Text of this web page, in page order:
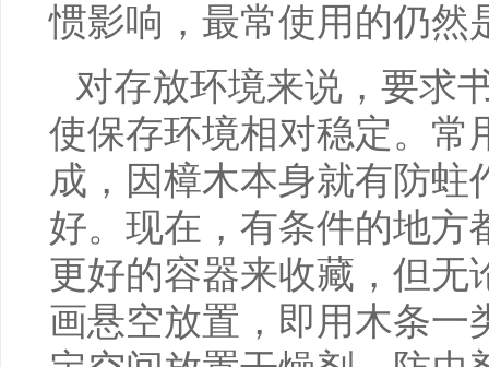
惯影响，最常使用的仍然
对存放环境来说，要求
使保存环境相对稳定。常
成，因樟木本身就有防蛀
好。现在，有条件的地方
更好的容器来收藏，但无
画悬空放置，即用木条一